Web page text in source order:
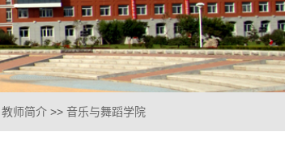
教师简介 >> 音乐与舞蹈学院